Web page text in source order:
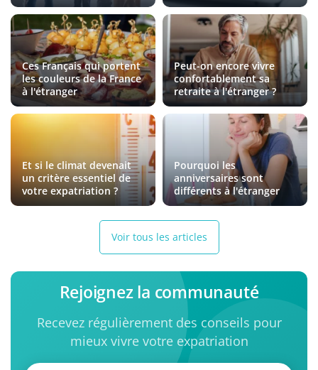
Ces Français qui portent
les couleurs de la France
à l'étranger
Peut-on encore vivre
confortablement sa
retraite à l'étranger ?
Et si le climat devenait
un critère essentiel de
votre expatriation ?
Pourquoi les
anniversaires sont
différents à l'étranger
Voir tous les articles
Rejoignez la communauté
Recevez régulièrement des conseils pour
mieux vivre votre expatriation